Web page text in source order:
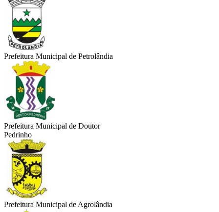
Prefeitura Municipal de Petrolândia
Prefeitura Municipal de Doutor
Pedrinho
Prefeitura Municipal de Agrolândia